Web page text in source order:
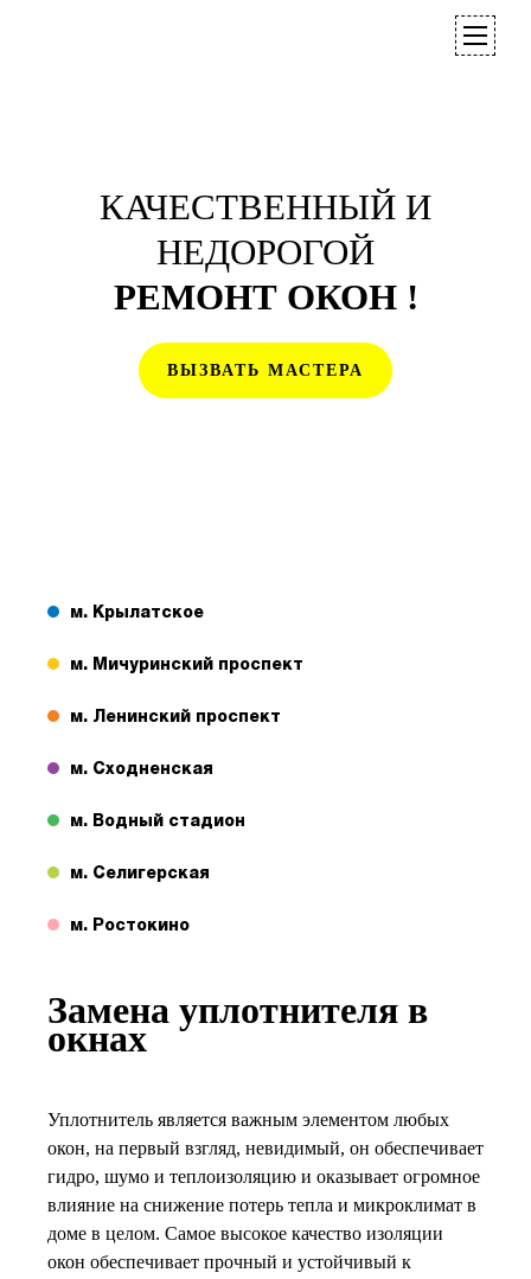
КАЧЕСТВЕННЫЙ И
НЕДОРОГОЙ
РЕМОНТ ОКОН !
ВЫЗВАТЬ МАСТЕРА
м. Крылатское
м. Мичуринский проспект
м. Ленинский проспект
м. Сходненская
м. Водный стадион
м. Селигерская
м. Ростокино
Замена уплотнителя в
окнах
Уплотнитель является важным элементом любых
окон, на первый взгляд, невидимый, он обеспечивает
гидро, шумо и теплоизоляцию и оказывает огромное
влияние на снижение потерь тепла и микроклимат в
доме в целом. Самое высокое качество изоляции
окон обеспечивает прочный и устойчивый к